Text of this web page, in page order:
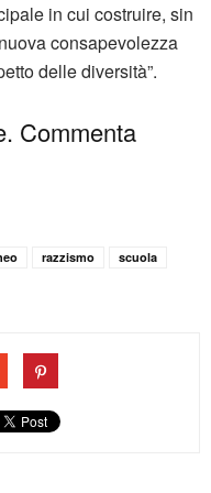
in cui costruire, sin
consapevolezza
delle diversità”.
Commenta
razzismo
scuola